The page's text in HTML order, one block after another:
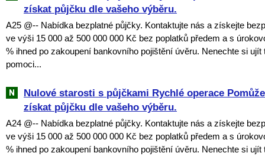
získat půjčku dle vašeho výběru.
A25 @-- Nabídka bezplatné půjčky. Kontaktujte nás a získejte
ve výši 15 000 až 500 000 000 Kč bez poplatků předem a s
% ihned po zakoupení bankovního pojištění úvěru. Nenechte si ujít
pomoci...
Nulové starosti s půjčkami Rychlé operace
získat půjčku dle vašeho výběru.
A24 @-- Nabídka bezplatné půjčky. Kontaktujte nás a získejte
ve výši 15 000 až 500 000 000 Kč bez poplatků předem a s
% ihned po zakoupení bankovního pojištění úvěru. Nenechte si ujít